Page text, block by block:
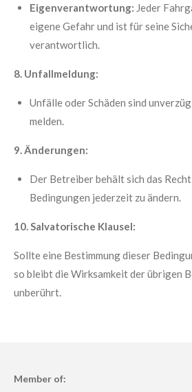
Eigenverantwortung: Jeder
eigene Gefahr und ist für seine
verantwortlich.
8. Unfallmeldung:
Unfälle oder Schäden sind
melden.
9. Änderungen:
Der Betreiber behält sich das
Bedingungen jederzeit zu ändern.
10. Salvatorische Klausel:
Sollte eine Bestimmung dieser
so bleibt die Wirksamkeit der übrigen
unberührt.
Member of: